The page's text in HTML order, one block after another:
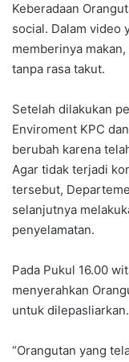
Keberadaan
social. Dalam video
memberinya
tanpa rasa takut.
Setelah dilakukan
Enviroment KPC
berubah karena
Agar tidak terjadi
tersebut,
selanjutnya
penyelamatan.
Pada Pukul 16.00
menyerahkan
untuk dilepasliarkan.
“Orangutan yang